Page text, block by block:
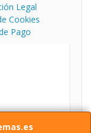
Legal
Cookies
Pago